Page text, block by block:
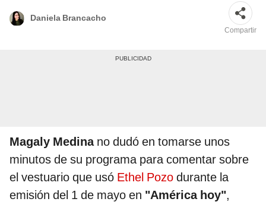
Daniela Brancacho
Compartir
Magaly Medinano dudó en tomarse unos
minutos de su programa para comentar sobre
el vestuario que usó Ethel Pozo durante la
emisión del 1 de mayo en "América hoy",